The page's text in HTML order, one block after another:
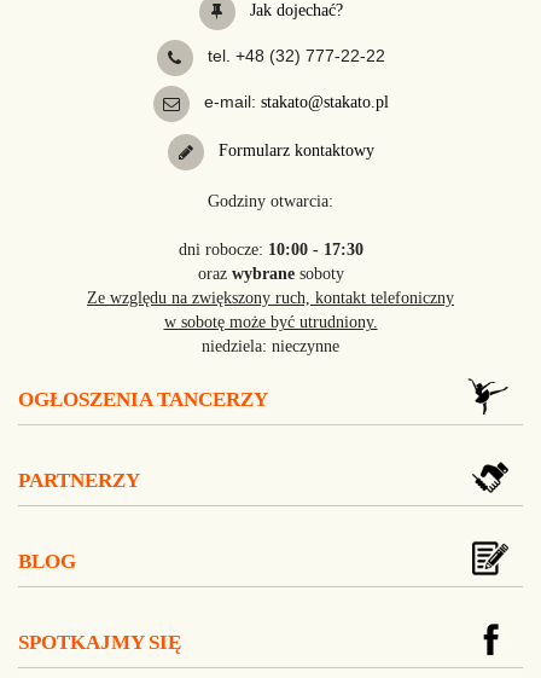
Jak dojechać?
tel. +48 (32) 777-22-22
e-mail: stakato@stakato.pl
Formularz kontaktowy
Godziny otwarcia:
dni robocze: 10:00 - 17:30
oraz wybranesoboty
Ze względu na zwiększony ruch, kontakt telefoniczny
w sobotę może być utrudniony.
niedziela: nieczynne
OGŁOSZENIA TANCERZY
PARTNERZY
BLOG
SPOTKAJMY SIĘ